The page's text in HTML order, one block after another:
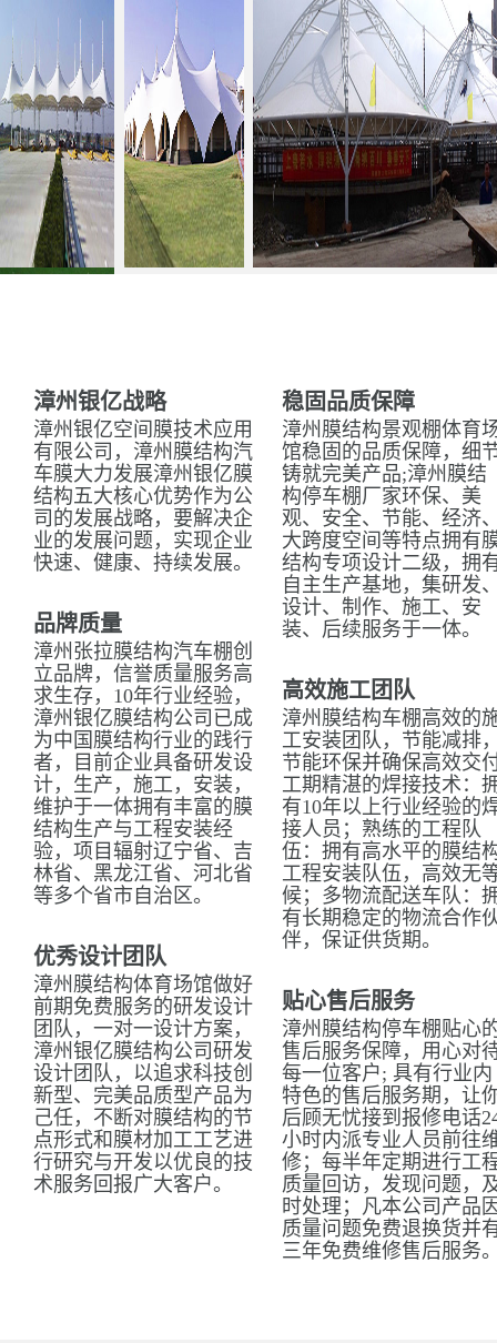
漳州银亿战略
漳州银亿空间膜技术应用
有限公司，漳州膜结构汽
车膜大力发展漳州银亿膜
结构五大核心优势作为公
司的发展战略，要解决企
业的发展问题，实现企业
快速、健康、持续发展。
品牌质量
漳州张拉膜结构汽车棚创
立品牌，信誉质量服务高
求生存，10年行业经验，
漳州银亿膜结构公司已成
为中国膜结构行业的践行
者，目前企业具备研发设
计，生产，施工，安装，
维护于一体拥有丰富的膜
结构生产与工程安装经
验，项目辐射辽宁省、吉
林省、黑龙江省、河北省
等多个省市自治区。
优秀设计团队
漳州膜结构体育场馆做好
前期免费服务的研发设计
团队，一对一设计方案，
漳州银亿膜结构公司研发
设计团队，以追求科技创
新型、完美品质型产品为
己任，不断对膜结构的节
点形式和膜材加工工艺进
行研究与开发以优良的技
术服务回报广大客户。
稳固品质保障
漳州膜结构景观棚体育
馆稳固的品质保障，细
铸就完美产品;漳州膜结
构停车棚厂家环保、美
观、安全、节能、经济
大跨度空间等特点拥有
结构专项设计二级，拥
自主生产基地，集研发
设计、制作、施工、安
装、后续服务于一体。
高效施工团队
漳州膜结构车棚高效的
工安装团队，节能减排
节能环保并确保高效交
工期精湛的焊接技术：
有10年以上行业经验的
接人员；熟练的工程队
伍：拥有高水平的膜结
工程安装队伍，高效无
候；多物流配送车队：
有长期稳定的物流合作
伴，保证供货期。
贴心售后服务
漳州膜结构停车棚贴心
售后服务保障，用心对
每一位客户; 具有行业内
特色的售后服务期，让
后顾无忧接到报修电话
小时内派专业人员前往
修；每半年定期进行工
质量回访，发现问题，
时处理；凡本公司产品
质量问题免费退换货并
三年免费维修售后服务